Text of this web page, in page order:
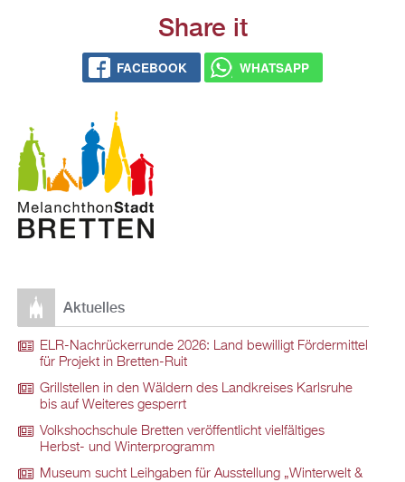
Share it
FACEBOOK WHATSAPP
Aktuelles
ELR-Nachrückerrunde 2026: Land bewilligt Fördermittel
für Projekt in Bretten-Ruit
Grillstellen in den Wäldern des Landkreises Karlsruhe
bis auf Weiteres gesperrt
Volkshochschule Bretten veröffentlicht vielfältiges
Herbst- und Winterprogramm
Museum sucht Leihgaben für Ausstellung „Winterwelt &